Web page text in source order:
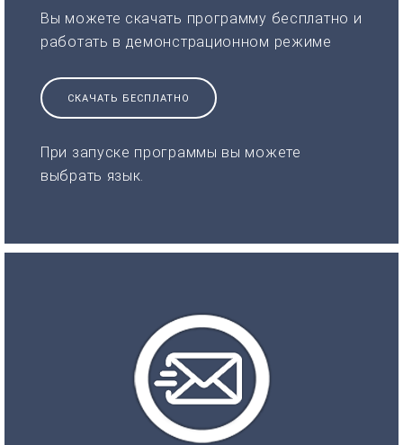
Вы можете скачать программу бесплатно и
работать в демонстрационном режиме
СКАЧАТЬ БЕСПЛАТНО
При запуске программы вы можете
выбрать язык.